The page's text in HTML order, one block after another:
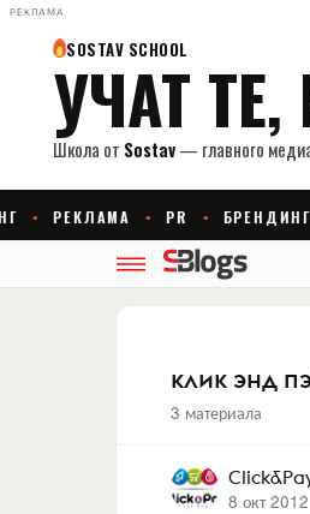
РЕКЛАМА
клик энд
3 материала
8 окт 2012